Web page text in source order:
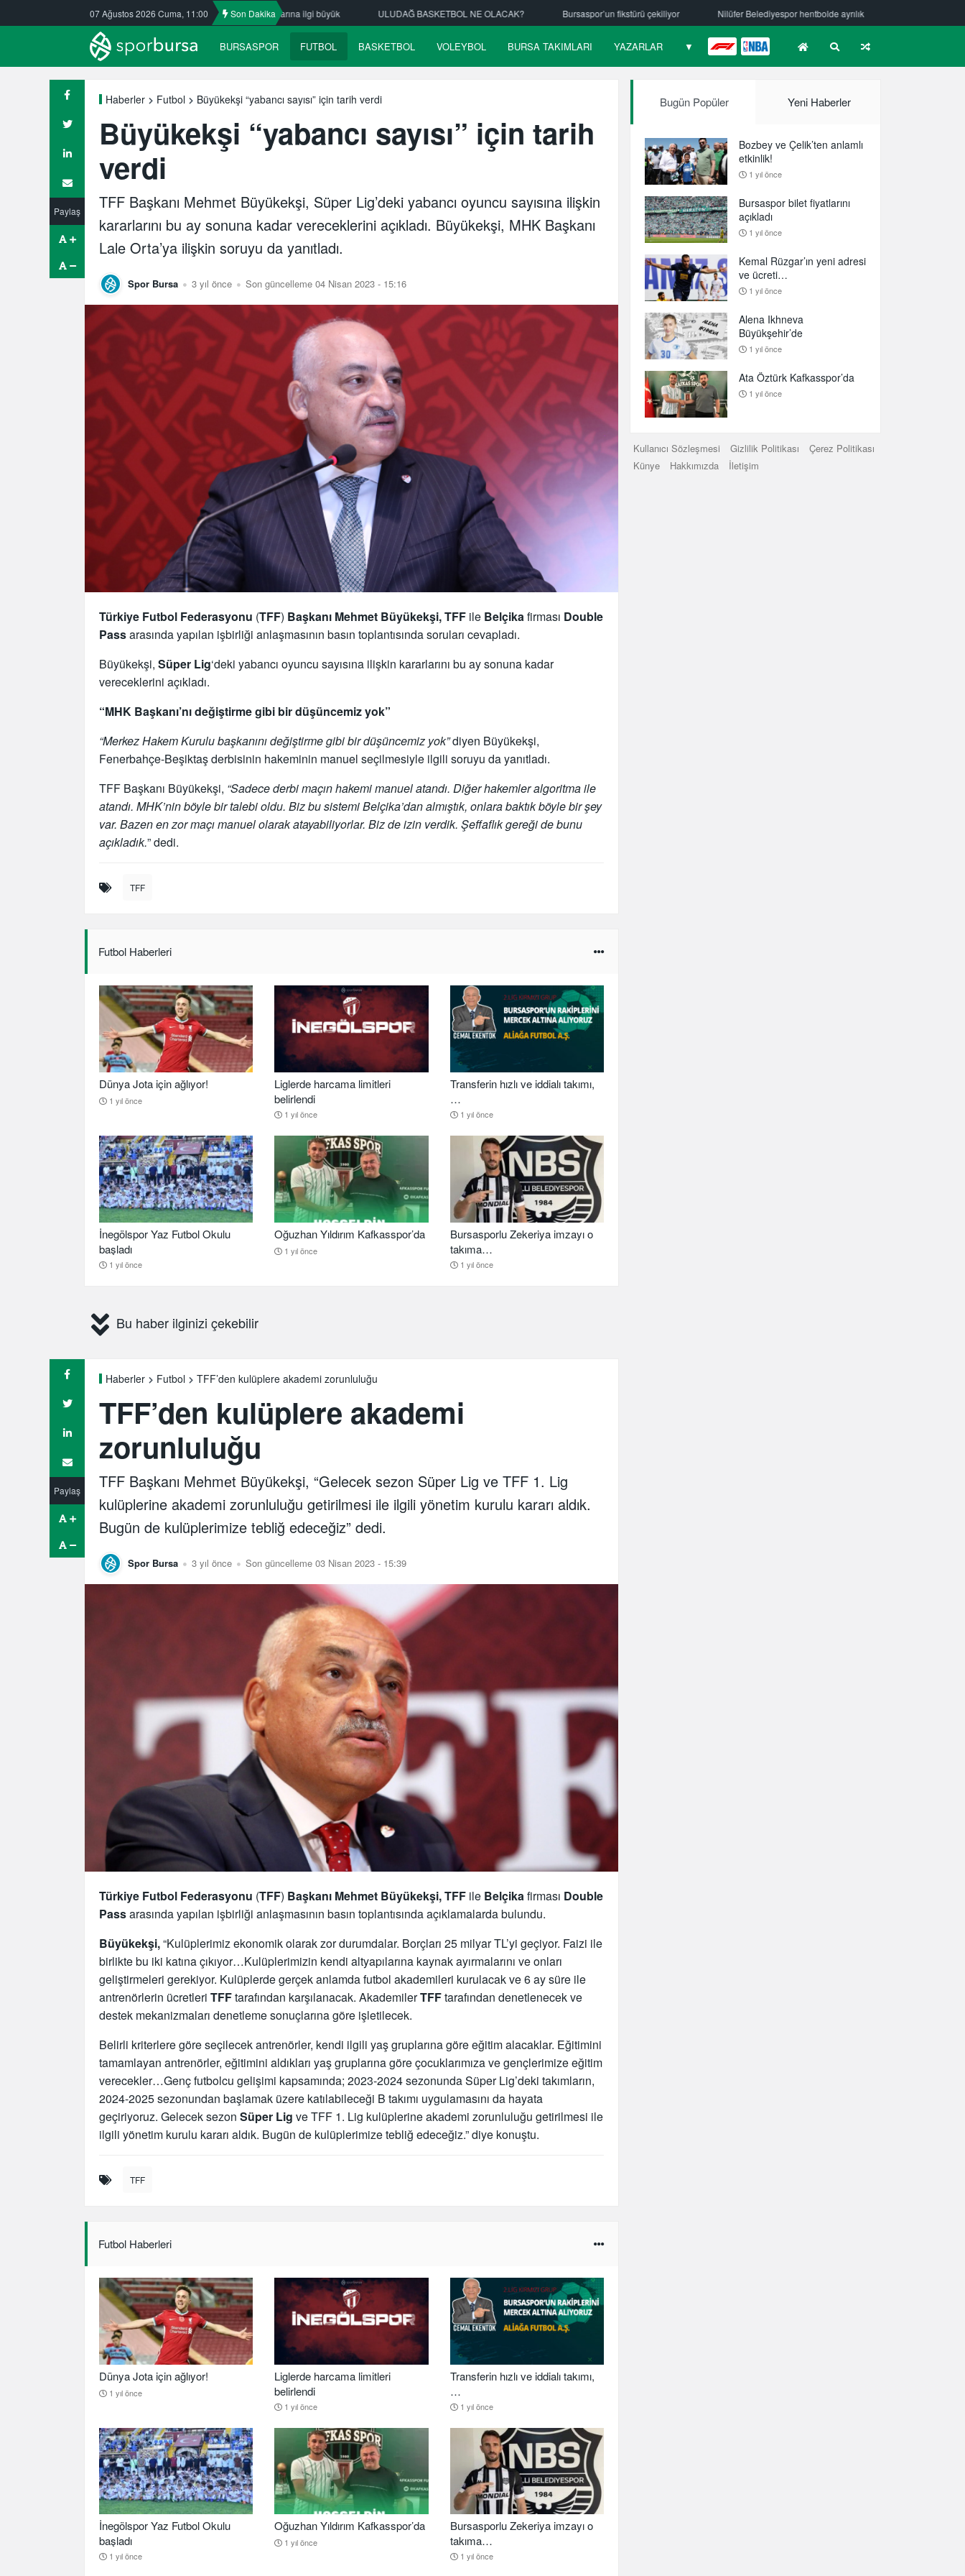
07 Ağustos 2026 Cuma, 11:00 Son Dakika
Nilüfer’de yaz okullarına ilgi büyük ULUDAĞ BASKETBOL NE OLACAK? Bursaspor’un fikstürü çekiliyor Nilüfer Belediyespor hentbolde ayrılık Mehmet Güzelsöz’den mesaj var!
BURSASPOR FUTBOL BASKETBOL VOLEYBOL BURSA TAKIMLARI YAZARLAR ▼ F1 NBA
Paylaş
Haberler Futbol Büyükekşi “yabancı sayısı” için tarih verdi
Büyükekşi “yabancı sayısı” için tarih
verdi
TFF Başkanı Mehmet Büyükekşi, Süper Lig’deki yabancı oyuncu sayısına ilişkin
kararlarını bu ay sonuna kadar vereceklerini açıkladı. Büyükekşi, MHK Başkanı
Lale Orta’ya ilişkin soruyu da yanıtladı.
Spor Bursa 3 yıl önce Son güncelleme 04 Nisan 2023 - 15:16
Türkiye Futbol Federasyonu (TFF) Başkanı Mehmet Büyükekşi, TFF ile Belçikafirması Double
Passarasında yapılan işbirliği anlaşmasının basın toplantısında soruları cevapladı.
Büyükekşi, Süper Lig‘deki yabancı oyuncu sayısına ilişkin kararlarını bu ay sonuna kadar
vereceklerini açıkladı.
“MHK Başkanı’nı değiştirme gibi bir düşüncemiz yok”
“Merkez Hakem Kurulu başkanını değiştirme gibi bir düşüncemiz yok”diyen Büyükekşi,
Fenerbahçe-Beşiktaş derbisinin hakeminin manuel seçilmesiyle ilgili soruyu da yanıtladı.
TFF Başkanı Büyükekşi, “Sadece derbi maçın hakemi manuel atandı. Diğer hakemler algoritma ile
atandı. MHK’nin böyle bir talebi oldu. Biz bu sistemi Belçika’dan almıştık, onlara baktık böyle bir şey
var. Bazen en zor maçı manuel olarak atayabiliyorlar. Biz de izin verdik. Şeffaflık gereği de bunu
açıkladık.” dedi.
TFF
Futbol Haberleri
Dünya Jota için ağlıyor!
1 yıl önce
Liglerde harcama limitleri
belirlendi
1 yıl önce
Transferin hızlı ve iddialı takımı,
…
1 yıl önce
İnegölspor Yaz Futbol Okulu
başladı
1 yıl önce
Oğuzhan Yıldırım Kafkasspor’da
1 yıl önce
Bursasporlu Zekeriya imzayı o
takıma…
1 yıl önce
Bu haber ilginizi çekebilir
Paylaş
Haberler Futbol TFF’den kulüplere akademi zorunluluğu
TFF’den kulüplere akademi
zorunluluğu
TFF Başkanı Mehmet Büyükekşi, “Gelecek sezon Süper Lig ve TFF 1. Lig
kulüplerine akademi zorunluluğu getirilmesi ile ilgili yönetim kurulu kararı aldık.
Bugün de kulüplerimize tebliğ edeceğiz” dedi.
Spor Bursa 3 yıl önce Son güncelleme 03 Nisan 2023 - 15:39
Türkiye Futbol Federasyonu (TFF) Başkanı Mehmet Büyükekşi, TFF ile Belçikafirması Double
Passarasında yapılan işbirliği anlaşmasının basın toplantısında açıklamalarda bulundu.
Büyükekşi,“Kulüplerimiz ekonomik olarak zor durumdalar. Borçları 25 milyar TL’yi geçiyor. Faizi ile
birlikte bu iki katına çıkıyor…Kulüplerimizin kendi altyapılarına kaynak ayırmalarını ve onları
geliştirmeleri gerekiyor. Kulüplerde gerçek anlamda futbol akademileri kurulacak ve 6 ay süre ile
antrenörlerin ücretleri TFFtarafından karşılanacak. AkademilerTFFtarafından denetlenecek ve
destek mekanizmaları denetleme sonuçlarına göre işletilecek.
Belirli kriterlere göre seçilecek antrenörler, kendi ilgili yaş gruplarına göre eğitim alacaklar. Eğitimini
tamamlayan antrenörler, eğitimini aldıkları yaş gruplarına göre çocuklarımıza ve gençlerimize eğitim
verecekler…Genç futbolcu gelişimi kapsamında; 2023-2024 sezonunda Süper Lig’deki takımların,
2024-2025 sezonundan başlamak üzere katılabileceği B takımı uygulamasını da hayata
geçiriyoruz. Gelecek sezon Süper Lig ve TFF 1. Lig kulüplerine akademi zorunluluğu getirilmesi ile
ilgili yönetim kurulu kararı aldık. Bugün de kulüplerimize tebliğ edeceğiz.” diye konuştu.
TFF
Futbol Haberleri
Dünya Jota için ağlıyor!
1 yıl önce
Liglerde harcama limitleri
belirlendi
1 yıl önce
Transferin hızlı ve iddialı takımı,
…
1 yıl önce
İnegölspor Yaz Futbol Okulu
başladı
1 yıl önce
Oğuzhan Yıldırım Kafkasspor’da
1 yıl önce
Bursasporlu Zekeriya imzayı o
takıma…
1 yıl önce
Bugün Popüler Yeni Haberler
Bozbey ve Çelik’ten anlamlı
etkinlik!
1 yıl önce
Bursaspor bilet fiyatlarını
açıkladı
1 yıl önce
Kemal Rüzgar’ın yeni adresi
ve ücreti…
1 yıl önce
Alena Ikhneva
Büyükşehir’de
1 yıl önce
Ata Öztürk Kafkasspor’da
1 yıl önce
Kullanıcı Sözleşmesi Gizlilik Politikası
Çerez Politikası
Künye
Hakkımızda İletişim